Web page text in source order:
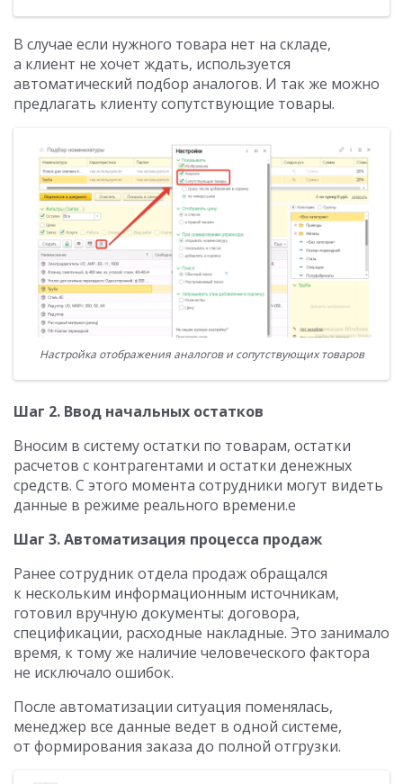
В случае если нужного товара нет на складе,
а клиент не хочет ждать, используется
автоматический подбор аналогов. И так же можно
предлагать клиенту сопутствующие товары.
Настройка отображения аналогов и сопутствующих товаров
Шаг 2. Ввод начальных остатков
Вносим в систему остатки по товарам, остатки
расчетов с контрагентами и остатки денежных
средств. С этого момента сотрудники могут видеть
данные в режиме реального времени.е
Шаг 3. Автоматизация процесса продаж
Ранее сотрудник отдела продаж обращался
к нескольким информационным источникам,
готовил вручную документы: договора,
спецификации, расходные накладные. Это занимало
время, к тому же наличие человеческого фактора
не исключало ошибок.
После автоматизации ситуация поменялась,
менеджер все данные ведет в одной системе,
от формирования заказа до полной отгрузки.